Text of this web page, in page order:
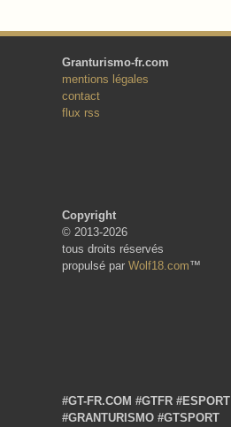
Granturismo-fr.com
mentions légales
contact
flux rss
Copyright
© 2013-2026
tous droits réservés
propulsé par Wolf18.com™
#GT-FR.COM #GTFR #ESPORT
#GRANTURISMO #GTSPORT